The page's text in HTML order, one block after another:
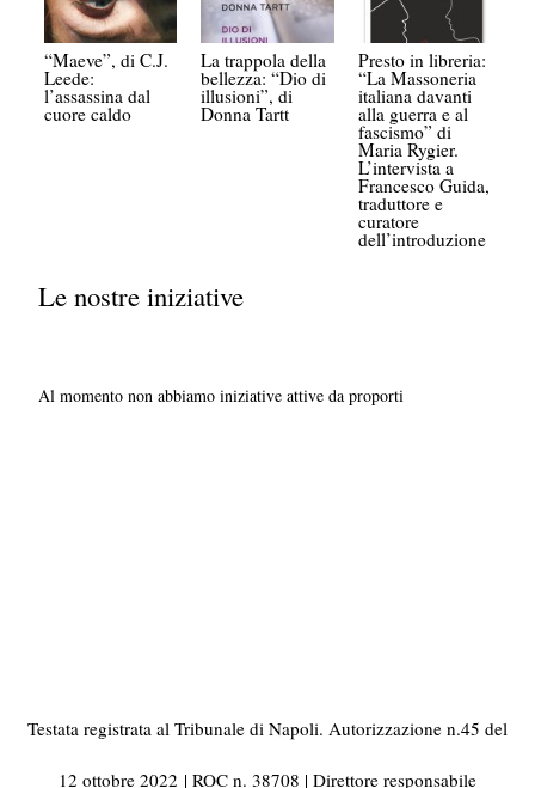
“Maeve”, di C.J.
Leede:
l’assassina dal
cuore caldo
La trappola della
bellezza: “Dio di
illusioni”, di
Donna Tartt
Presto in libreria:
“La Massoneria
italiana davanti
alla guerra e al
fascismo” di
Maria Rygier.
L’intervista a
Francesco Guida,
traduttore e
curatore
dell’introduzione
Le nostre iniziative
Al momento non abbiamo iniziative attive da proporti
Testata registrata al Tribunale di Napoli. Autorizzazione n.45 del
12 ottobre 2022 | ROC n. 38708 | Direttore responsabile